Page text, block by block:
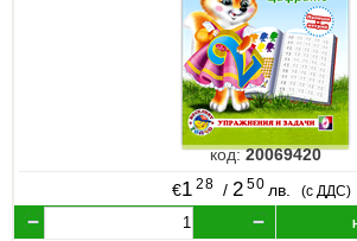
код:20069420
€1 28 / 2 50 лв. (с ДДС)